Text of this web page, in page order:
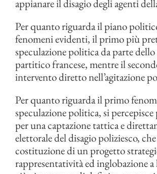
appianare il disagio degli agenti
Per quanto riguarda il piano
fenomeni evidenti, il primo più
speculazione politica da parte dello
partitico francese, mentre il
intervento diretto nell’agitazione
Per quanto riguarda il primo
speculazione politica, si
per una captazione tattica e
elettorale del disagio poliziesco,
costituzione di un progetto
rappresentatività ed inglobazione